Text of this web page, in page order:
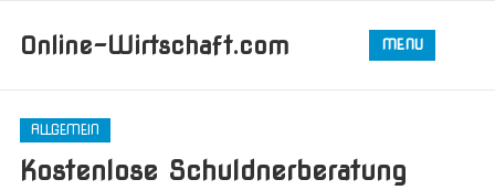
Online-Wirtschaft.com MENU
ALLGEMEIN
Kostenlose Schuldnerberatung